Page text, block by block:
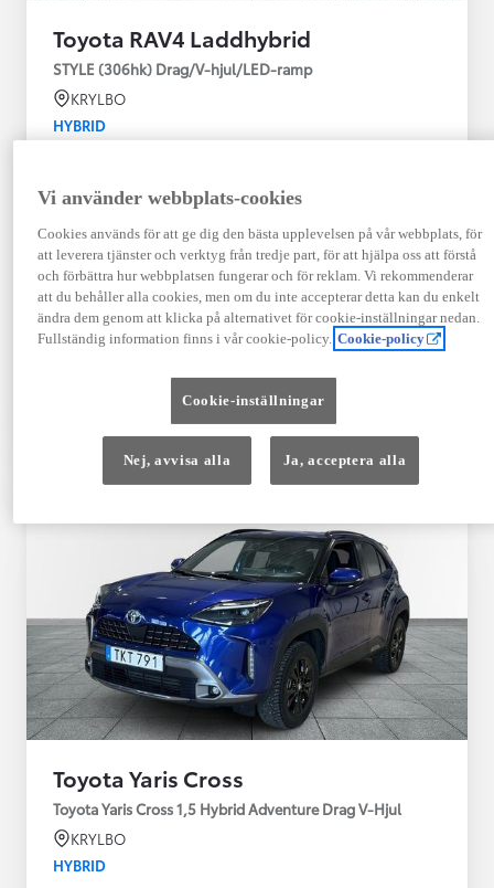
Toyota RAV4 Laddhybrid
STYLE (306hk) Drag/V-hjul/LED-ramp
KRYLBO
HYBRID
09-2023
Hybrid Bensin
Automat
Visa mer
409 900 kr
Från 4 920 kr/mån
Kontakta återförsäljare
Toyota Yaris Cross
Toyota Yaris Cross 1,5 Hybrid Adventure Drag V-Hjul
KRYLBO
HYBRID
Vi använder webbplats-cookies
Cookies används för att ge dig den bästa upplevelsen på vår webbplats, för
att leverera tjänster och verktyg från tredje part, för att hjälpa oss att förstå
och förbättra hur webbplatsen fungerar och för reklam. Vi rekommenderar
att du behåller alla cookies, men om du inte accepterar detta kan du enkelt
ändra dem genom att klicka på alternativet för cookie-inställningar nedan.
Fullständig information finns i vår cookie-policy. Cookie-policy
Cookie-inställningar
Nej, avvisa alla Ja, acceptera alla